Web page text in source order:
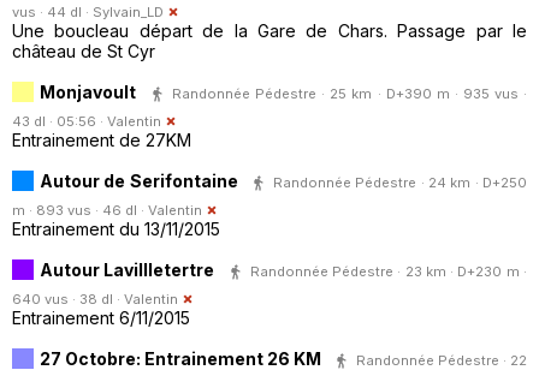
vus · 44 dl · Sylvain_LD
Une boucleau départ de la Gare de Chars. Passage par le
château de St Cyr
Monjavoult
Randonnée Pédestre · 25 km · D+390 m · 935 vus ·
43 dl · 05:56 · Valentin
Entrainement de 27KM
Autour de Serifontaine
Randonnée Pédestre · 24 km · D+250
m · 893 vus · 46 dl · Valentin
Entrainement du 13/11/2015
Autour Lavillletertre
Randonnée Pédestre · 23 km · D+230 m ·
640 vus · 38 dl · Valentin
Entrainement 6/11/2015
27 Octobre: Entrainement 26 KM
Randonnée Pédestre · 22